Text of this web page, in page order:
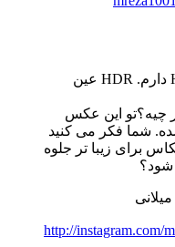
با اطلاعاتی که من از HDR دارم. HDR عین
چیه؟تو این عکس
شما فکر می کنید
برای زیبا تر جلوه
شود؟
http://instagram.com/